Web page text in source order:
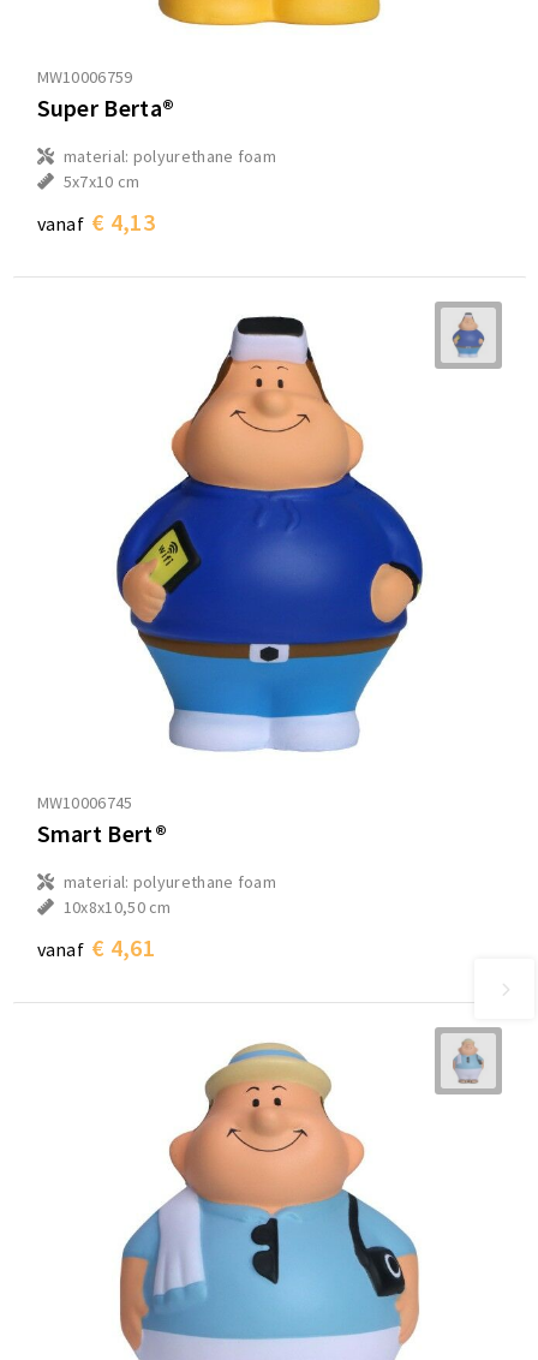
MW10006759
Super Berta®
material: polyurethane foam
5x7x10 cm
vanaf € 4,13
MW10006745
Smart Bert®
material: polyurethane foam
10x8x10,50 cm
vanaf € 4,61